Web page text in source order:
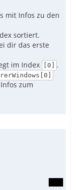
mit Infos zu den
sortiert.
dir das erste
im Index
[0]
.
zum